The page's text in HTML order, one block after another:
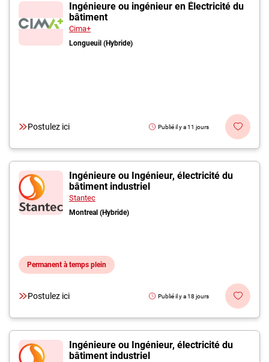
Ingénieure ou ingénieur en Électricité du
bâtiment
Cima+
Longueuil (Hybride)
Postulez ici Publié il y a 11 jours
Ingénieure ou Ingénieur, électricité du
bâtiment industriel
Stantec
Montreal (Hybride)
Permanent à temps plein
Postulez ici Publié il y a 18 jours
Ingénieure ou Ingénieur, électricité du
bâtiment industriel